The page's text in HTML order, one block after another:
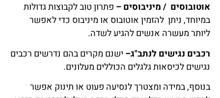
אוטובוסים / מיניבוסים – פתרון טוב לקבוצות גדולות
במיוחד, ניתן להזמין אוטובוס או מיניבוס כדי לאפשר
ליותר מעשרה אנשים להגיע לשדה.
רכבים נגישים לנתב"ג– ישנם מקרים בהם נדרשים רכבים
נגישים לכיסאות גלגלים הכוללים מעלונים.
בנוסף, במידה ומצטרך לנסיעה פעוט או תינוק אפשר